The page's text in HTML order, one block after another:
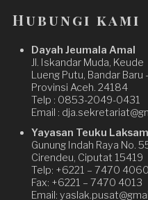
Hubungi kami
Dayah Jeumala Amal
Jl. Iskandar Muda, Keude
Lueng Putu, Bandar Baru
Provinsi Aceh. 24184
Telp : 0853-2049-0431
Email :
Yayasan Teuku
Gunung Indah Raya No.
Cirendeu, Ciputat 15419
Telp: +6221 – 7470 4060
Fax: +6221 – 7470 4013
Email: